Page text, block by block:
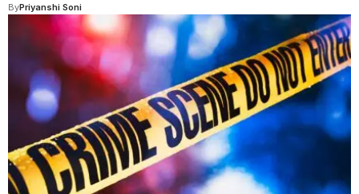
ByPriyanshi Soni